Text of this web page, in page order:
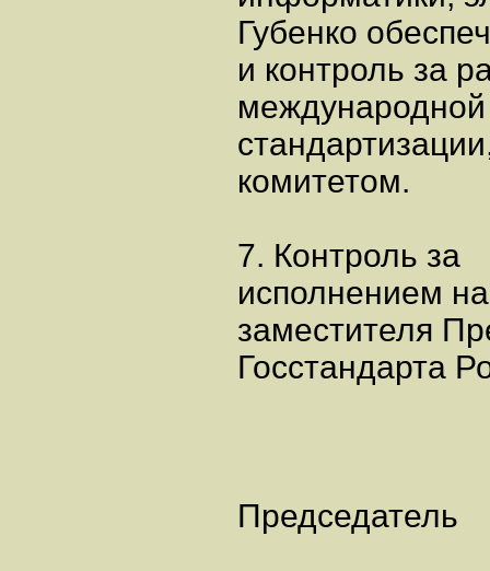
Губенко
и контроль за
комитетом.
7. Контроль за
исполнением
заместителя
Госстандарта
Председатель